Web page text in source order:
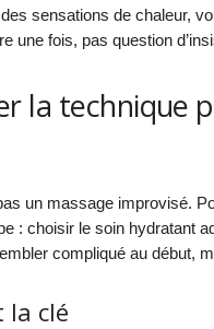
sensations de chaleur,
une fois, pas question
la technique
un massage improvisé.
: choisir le soin hydratant
compliqué au début,
la clé